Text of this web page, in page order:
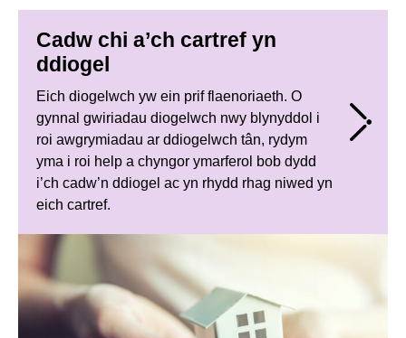
Cadw chi a’ch cartref yn
ddiogel
Eich diogelwch yw ein prif flaenoriaeth. O
gynnal gwiriadau diogelwch nwy blynyddol i
roi awgrymiadau ar ddiogelwch tân, rydym
yma i roi help a chyngor ymarferol bob dydd
i’ch cadw’n ddiogel ac yn rhydd rhag niwed yn
eich cartref.